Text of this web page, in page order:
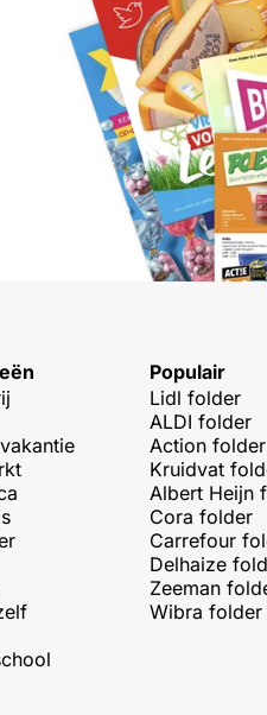
Populair
Lidl folder
ALDI folder
Action folder
Kruidvat
Albert Heijn
Cora folder
Carrefour
Delhaize
Zeeman
Wibra folder